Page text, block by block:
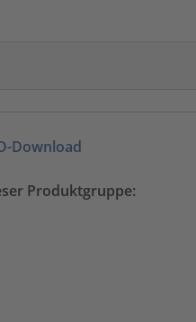
Download
Produktgruppe: